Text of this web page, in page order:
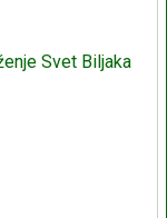
Svet Biljaka